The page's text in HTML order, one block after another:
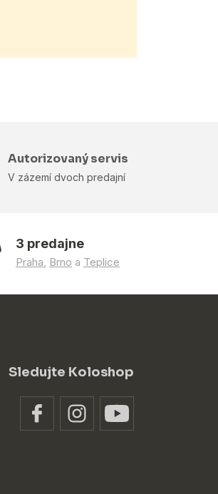
Autorizovaný servis
V zázemí dvoch predajní
3 predajne
Praha, Brno a Teplice
Sledujte Koloshop